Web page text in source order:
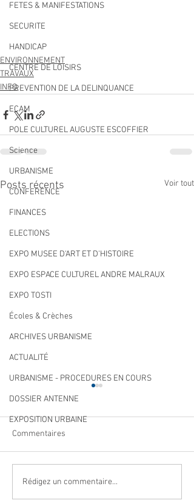
FETES & MANIFESTATIONS
SECURITE
HANDICAP
CENTRE DE LOISIRS
PREVENTION DE LA DELINQUANCE
ECAM
POLE CULTUREL AUGUSTE ESCOFFIER
Science
URBANISME
CONFERENCE
FINANCES
ELECTIONS
EXPO MUSEE D'ART ET D'HISTOIRE
EXPO ESPACE CULTUREL ANDRE MALRAUX
EXPO TOSTI
Écoles & Crèches
ARCHIVES URBANISME
ACTUALITÉ
URBANISME - PROCEDURES EN COURS
DOSSIER ANTENNE
EXPOSITION URBAINE
ENVIRONNEMENT
TRAVAUX
INFO
Posts récents Voir tout
Navettes estivales Envibus
gratuites
Commentaires
Rédigez un commentaire...